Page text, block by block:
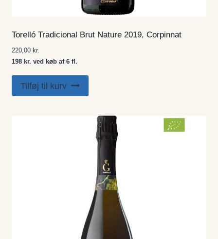
Torelló Tradicional Brut Nature 2019, Corpinnat
220,00 kr.
198 kr. ved køb af 6 fl.
Tilføj til kurv